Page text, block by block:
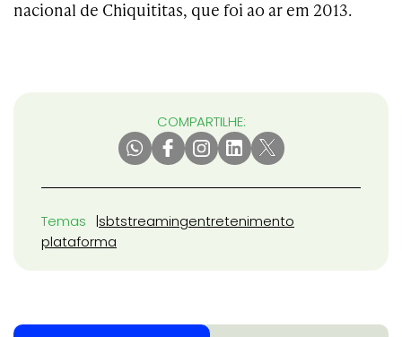
nacional de Chiquititas, que foi ao ar em 2013.
COMPARTILHE:
Temas sbtstreamingentretenimento
plataforma